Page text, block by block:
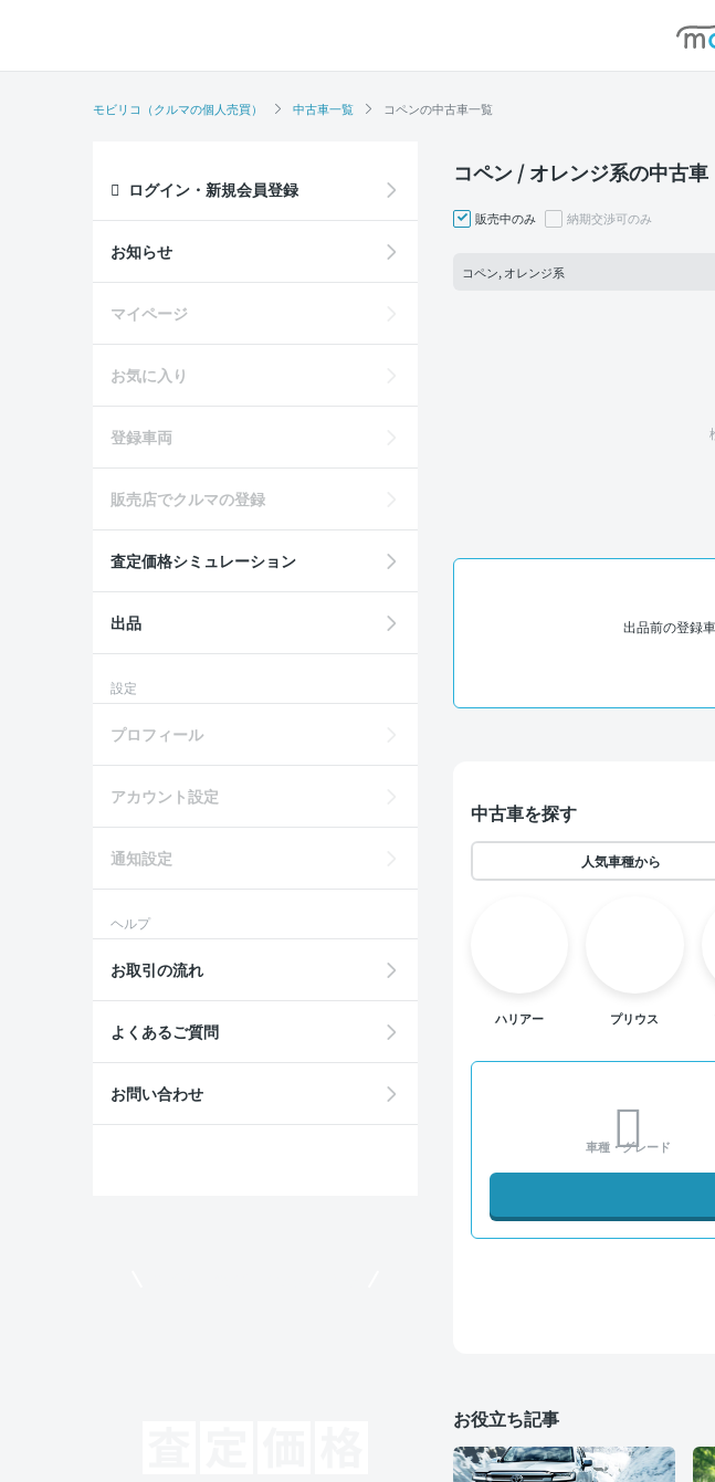
モビリコ（クルマの個人売買） 中古車一覧 コペンの中古車一覧
コペン / オレンジ系の中古
販売中のみ 納期交渉可のみ
コペン, オレンジ系
出品前の登録
中古車を探す
人気車種から
ハリアー プリウス
車種・グレード
お役立ち記事
ログイン・新規会員登録
お知らせ
マイページ
お気に入り
登録車両
販売店でクルマの登録
査定価格シミュレーション
出品
設定
プロフィール
アカウント設定
通知設定
ヘルプ
お取引の流れ
よくあるご質問
お問い合わせ